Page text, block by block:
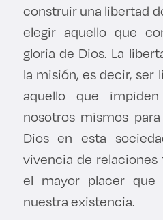
construir una libertad
elegir aquello que
gloria de Dios. La
la misión, es decir, ser
aquello que
nosotros mismos
Dios en esta
vivencia de
el mayor placer que
nuestra existencia.